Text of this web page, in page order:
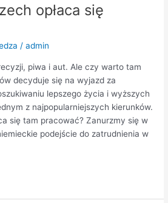
opłaca się
/admin
piwa i aut. Ale czy warto tam
decyduje się na wyjazd za
lepszego życia i wyższych
z najpopularniejszych kierunków.
się tam pracować? Zanurzmy się w
podejście do zatrudnienia w